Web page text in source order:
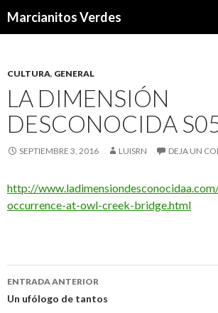
Marcianitos Verdes
CULTURA, GENERAL
LA DIMENSIÓN
DESCONOCIDA
SEPTIEMBRE 3, 2016 LUISRN DEJA UN
http://
occurrence-at-owl-creek-bridge.html
Navegación
de
ENTRADA ANTERIOR
Un ufólogo de tantos